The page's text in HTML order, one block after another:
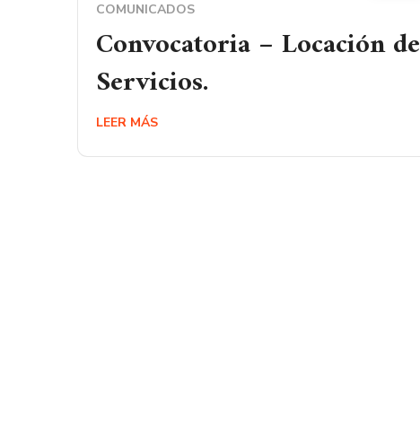
COMUNICADOS
Convocatoria – Locación de
Servicios.
LEER MÁS